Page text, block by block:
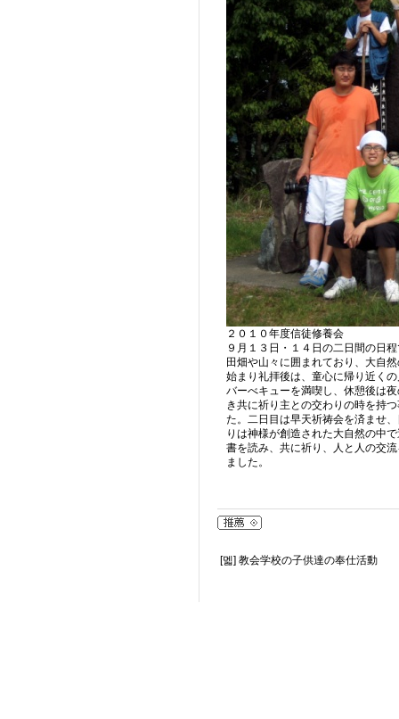
２０１０年度信徒修養会
９月１３日・１４日の二日間の日
田畑や山々に囲まれており、大自
始まり礼拝後は、童心に帰り近く
バーべキューを満喫し、休憩後は
き共に祈り主との交わりの時を持
た。二日目は早天祈祷会を済ませ
りは神様が創造された大自然の中
書を読み、共に祈り、人と人の交
ました。
[멟] 教会学校の子供達の奉仕活動